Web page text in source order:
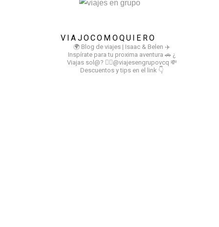
VIAJOCOMOQUIERO
🌍 Blog de viajes | Isaac & Belen ✈️
Inspírate para tu proxima aventura 🚗 ¿
Viajas sol@? 👉🏻@viajesengrupovcq 💸
Descuentos y tips en el link 👇